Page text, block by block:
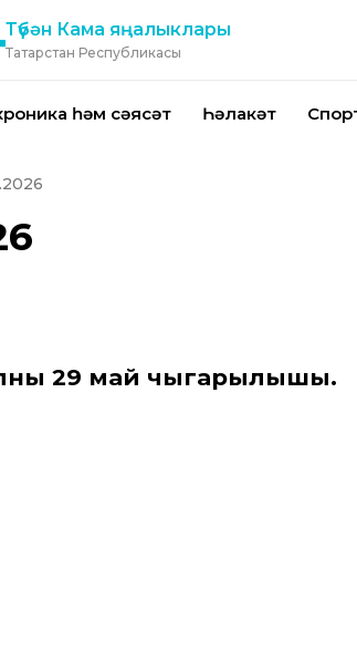
Түбән Кама яңалыклары
Татарстан Республикасы
һәм сәясәт Һәлакәт
29 май чыгарылышы.